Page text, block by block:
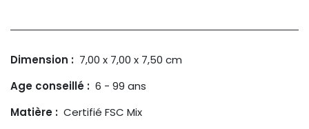
Dimension : 7,00 x 7,00 x 7,50 cm
Age conseillé : 6 - 99 ans
Matière : Certifié FSC Mix